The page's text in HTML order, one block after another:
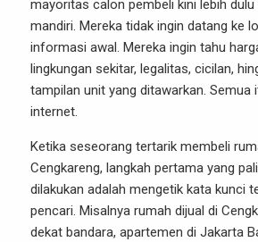
mayoritas calon pembeli kini lebih
mandiri. Mereka tidak ingin datang ke
informasi awal. Mereka ingin tahu
lingkungan sekitar, legalitas, cicilan,
tampilan unit yang ditawarkan. Semua
internet.
Ketika seseorang tertarik membeli
Cengkareng, langkah pertama yang
dilakukan adalah mengetik kata kunci
pencari. Misalnya rumah dijual di
dekat bandara, apartemen di Jakarta